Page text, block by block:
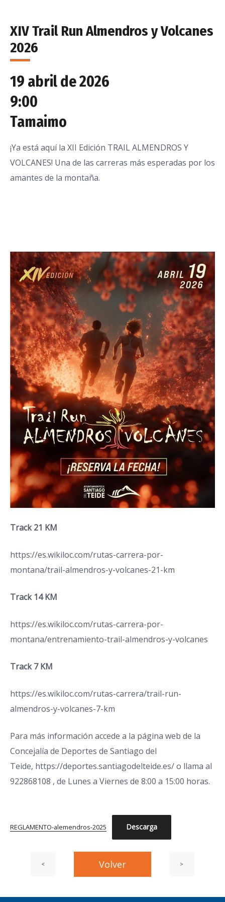
XIV Trail Run Almendros y Volcanes
2026
19 abril de 2026
9:00
Tamaimo
¡Ya está aquí la XII Edición TRAIL ALMENDROS Y
VOLCANES! Una de las carreras más esperadas por los
amantes de la montaña.
Track 21 KM
https://es.wikiloc.com/rutas-carrera-por-
montana/trail-almendros-y-volcanes-21-km
Track 14 KM
https://es.wikiloc.com/rutas-carrera-por-
montana/entrenamiento-trail-almendros-y-volcanes
Track 7 KM
https://es.wikiloc.com/rutas-carrera/trail-run-
almendros-y-volcanes-7-km
Para más información accede a la página web de la
Concejalía de Deportes de Santiago del
Teide, https://deportes.santiagodelteide.es/o llama al
922868108 , de Lunes a Viernes de 8:00 a 15:00 horas.
REGLAMENTO-alemendros-2025 Descarga
Navegación
Entrada
< Volver Navegación
Siguiente
>